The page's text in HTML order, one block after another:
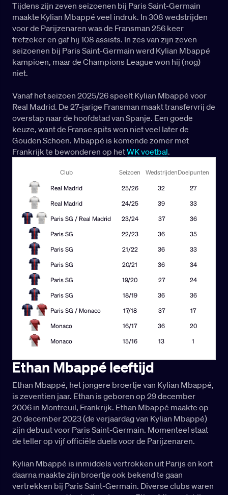
Tijdens zijn zeven seizoenen bij Paris Saint-Germain
maakte Kylian Mbappé veel indruk. In 308 wedstrijden
voor de Parijzenaren was de Fransman 256 keer
trefzeker en gaf hij 108 assists. In zes van zijn zeven
seizoenen bij Paris Saint-Germain werd Kylian Mbappé
kampioen, maar de Champions League won hij (nog)
niet.
Vanaf het seizoen 2025/26 speelt Kylian Mbappé voor
Real Madrid. De 27-jarige Fransman maakt transfervrij de
overstap naar de hoofdstad van Spanje. Een goede
keuze, want de Franse spits won niet veel later de
Gouden Schoen. Mbappé is komende zomer met
Frankrijk te bewonderen op hetWK voetbal.
Ethan Mbappé leeftijd
Ethan Mbappé, het jongere broertje van Kylian Mbappé,
is zeventien jaar. Ethan is geboren op 29 december
2006 in Montreuil, Frankrijk. Ethan Mbappé maakte op
20 december 2023 (de verjaardag van Kylian Mbappé)
zijn debuut voor Paris Saint-Germain. Momenteel staat
de teller op vijf officiële duels voor de Parijzenaren.
Kylian Mbappé is inmiddels vertrokken uit Parijs en kort
daarna maakte zijn broertje ook bekend te gaan
vertrekken bij Paris Saint-Germain. Diverse clubs waren